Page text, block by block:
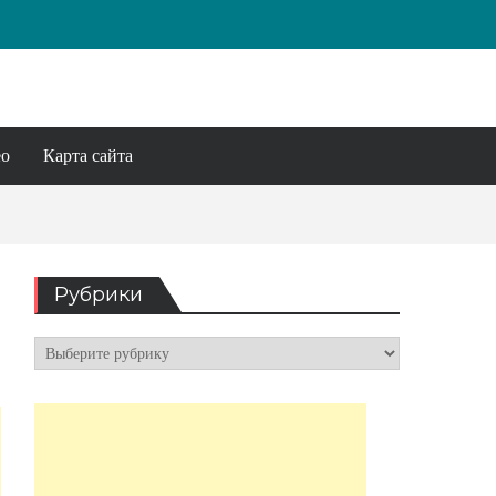
Карта сайта
Рубрики
Рубрики